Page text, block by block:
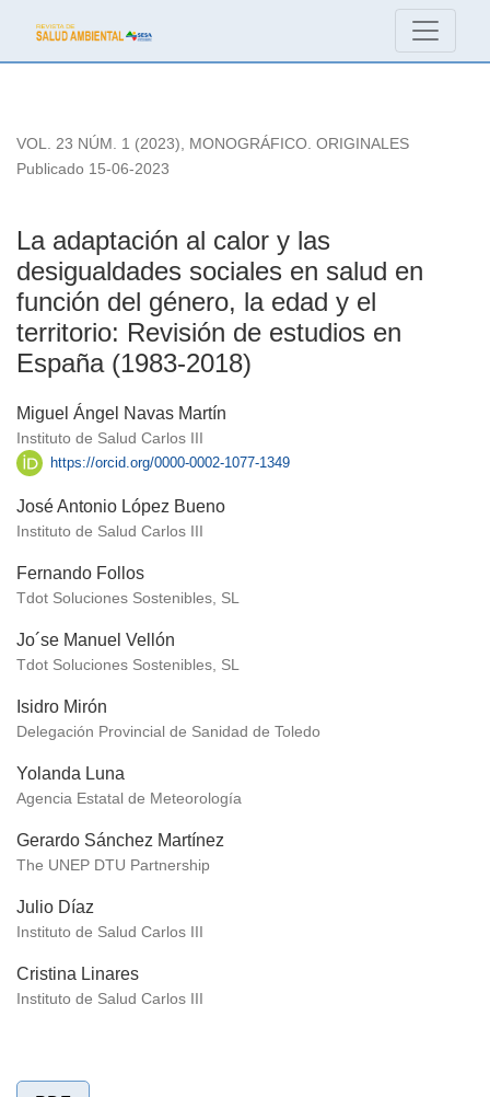
La adaptación al calor y las desigualdades sociales en
VOL. 23 NÚM. 1 (2023), MONOGRÁFICO. ORIGINALES
La adaptación al calor y las
desigualdades sociales en salud en
función del género, la edad y el
territorio: Revisión de estudios en
España (1983-2018)
Publicado 15-06-2023
Miguel Ángel Navas Martín
Instituto de Salud Carlos III
https://orcid.org/0000-0002-1077-1349
José Antonio López Bueno
Instituto de Salud Carlos III
Fernando Follos
Tdot Soluciones Sostenibles, SL
Jo´se Manuel Vellón
Tdot Soluciones Sostenibles, SL
Isidro Mirón
Delegación Provincial de Sanidad de Toledo
Yolanda Luna
Agencia Estatal de Meteorología
Gerardo Sánchez Martínez
The UNEP DTU Partnership
Julio Díaz
Instituto de Salud Carlos III
Cristina Linares
Instituto de Salud Carlos III